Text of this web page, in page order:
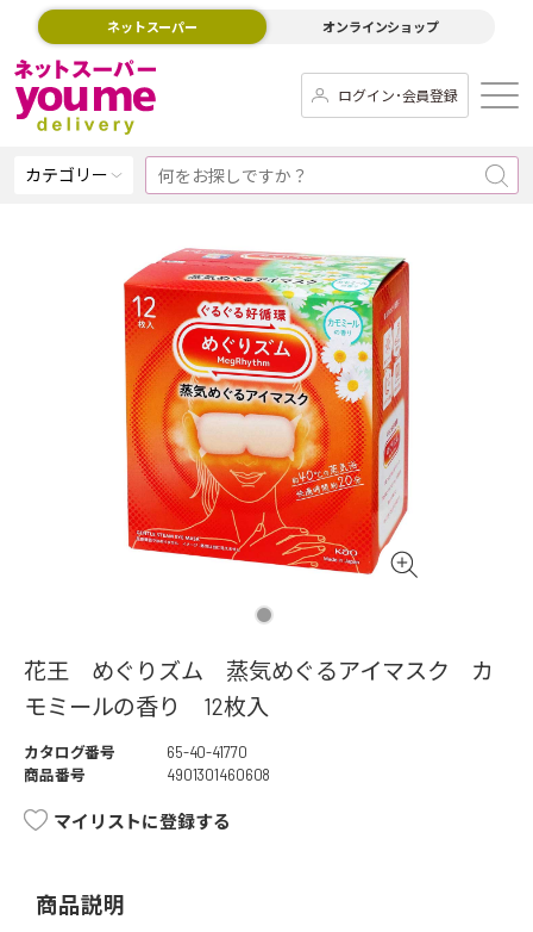
ネットスーパー オンラインショップ
ログイン･会員登録
カテゴリー
花王 めぐりズム 蒸気めぐるアイマスク カ
モミールの香り 12枚入
カタログ番号
65-40-41770
商品番号
4901301460608
マイリストに登録する
商品説明